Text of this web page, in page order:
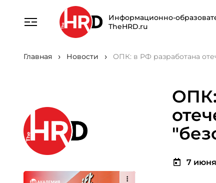
Информационно-
TheHRD.ru
Главная Новости ОПК: в РФ разработана
7 июня